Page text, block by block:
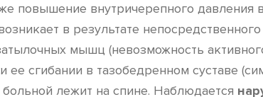
повышение внутричерепного давления
в результате
мышц (невозможность
сгибании в тазобедренном суставе
лежит на спине. Наблюдается